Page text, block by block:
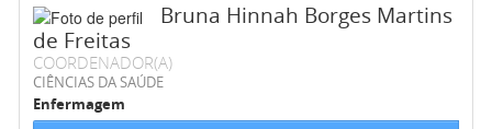
Bruna Hinnah Borges Martins
de Freitas
COORDENADOR(A)
CIÊNCIAS DA SAÚDE
Enfermagem